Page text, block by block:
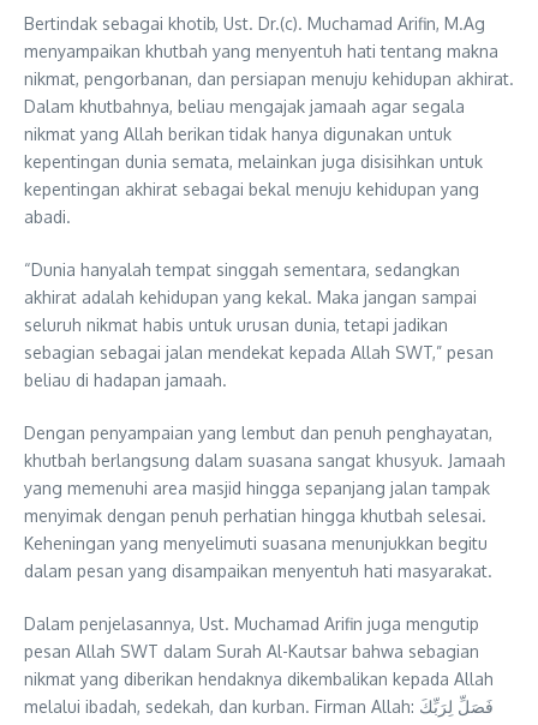
Bertindak sebagai khotib, Ust. Dr.(c). Muchamad Arifin, M.Ag
menyampaikan khutbah yang menyentuh hati tentang makna
nikmat, pengorbanan, dan persiapan menuju kehidupan akhirat.
Dalam khutbahnya, beliau mengajak jamaah agar segala
nikmat yang Allah berikan tidak hanya digunakan untuk
kepentingan dunia semata, melainkan juga disisihkan untuk
kepentingan akhirat sebagai bekal menuju kehidupan yang
abadi.
“Dunia hanyalah tempat singgah sementara, sedangkan
akhirat adalah kehidupan yang kekal. Maka jangan sampai
seluruh nikmat habis untuk urusan dunia, tetapi jadikan
sebagian sebagai jalan mendekat kepada Allah SWT,” pesan
beliau di hadapan jamaah.
Dengan penyampaian yang lembut dan penuh penghayatan,
khutbah berlangsung dalam suasana sangat khusyuk. Jamaah
yang memenuhi area masjid hingga sepanjang jalan tampak
menyimak dengan penuh perhatian hingga khutbah selesai.
Keheningan yang menyelimuti suasana menunjukkan begitu
dalam pesan yang disampaikan menyentuh hati masyarakat.
Dalam penjelasannya, Ust. Muchamad Arifin juga mengutip
pesan Allah SWT dalam Surah Al-Kautsar bahwa sebagian
nikmat yang diberikan hendaknya dikembalikan kepada Allah
melalui ibadah, sedekah, dan kurban. Firman Allah: فَصَلِّ لِرَبِّكَ